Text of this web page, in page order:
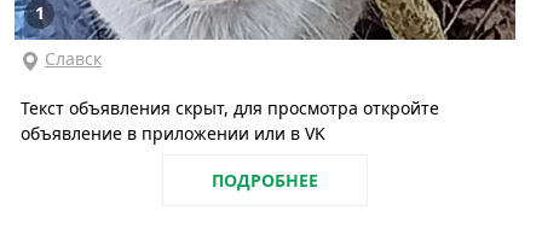
1
Славск
Текст объявления скрыт, для просмотра откройте
объявление в приложении или в VK
ПОДРОБНЕЕ